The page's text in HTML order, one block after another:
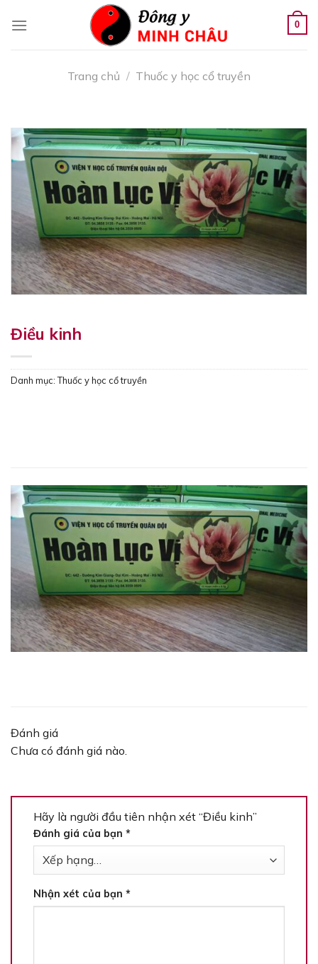
0
Trang chủ / Thuốc y học cổ truyền
Điều kinh
Danh mục:Thuốc y học cổ truyền
Đánh giá
Chưa có đánh giá nào.
Hãy là người đầu tiên nhận xét “Điều kinh”
Đánh giá của bạn *
Nhận xét của bạn *